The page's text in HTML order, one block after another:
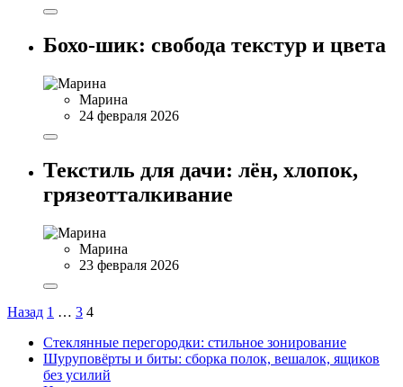
Бохо-шик: свобода текстур и цвета
Марина
24 февраля 2026
Текстиль для дачи: лён, хлопок,
грязеотталкивание
Марина
23 февраля 2026
Назад 1 … 3 4
Стеклянные перегородки: стильное зонирование
Шуруповёрты и биты: сборка полок, вешалок, ящиков
без усилий